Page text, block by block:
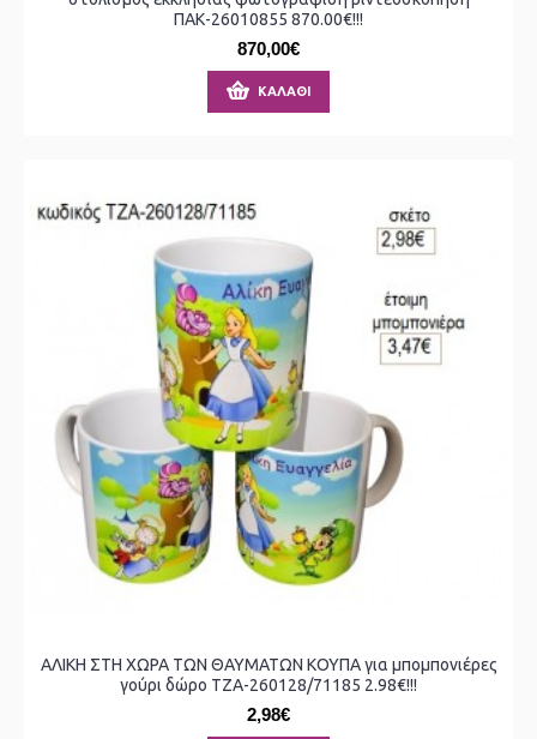
ΠΑΚ-26010855 870.00€!!!
870,00€
ΚΑΛΆΘΙ
ΑΛΙΚΗ ΣΤΗ ΧΩΡΑ ΤΩΝ ΘΑΥΜΑΤΩΝ ΚΟΥΠΑ για μπομπονιέρες
γούρι δώρο ΤΖΑ-260128/71185 2.98€!!!
2,98€